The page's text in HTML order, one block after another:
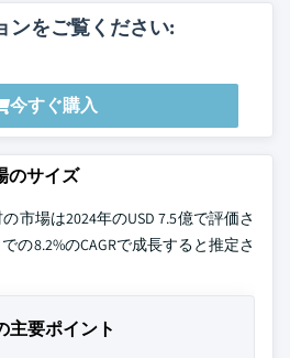
ンをご覧ください:
今すぐ購入
のサイズ
市場は2024年のUSD 7.5億で評価さ
の8.2%のCAGRで成長すると推定さ
主要ポイント